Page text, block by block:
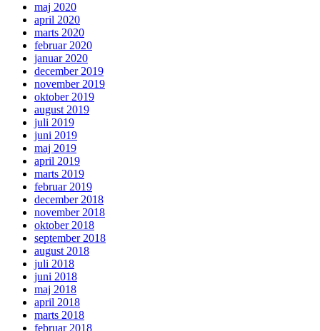
maj 2020
april 2020
marts 2020
februar 2020
januar 2020
december 2019
november 2019
oktober 2019
august 2019
juli 2019
juni 2019
maj 2019
april 2019
marts 2019
februar 2019
december 2018
november 2018
oktober 2018
september 2018
august 2018
juli 2018
juni 2018
maj 2018
april 2018
marts 2018
februar 2018